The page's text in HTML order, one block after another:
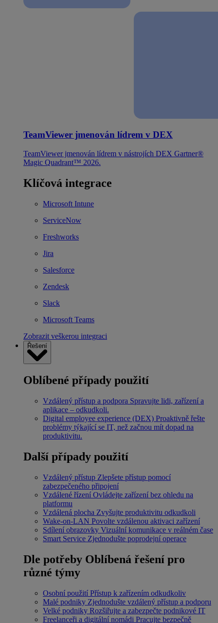
TeamViewer jmenován lídrem v DEX
TeamViewer jmenován lídrem v nástrojích DEX Gartner®
Magic Quadrant™ 2026.
Klíčová integrace
Microsoft Intune
ServiceNow
Freshworks
Jira
Salesforce
Zendesk
Slack
Microsoft Teams
Zobrazit veškerou integraci
Řešení
Oblíbené případy použití
Vzdálený přístup a podpora Spravujte lidi, zařízení a
aplikace – odkudkoli.
Digital employee experience (DEX) Proaktivně řešte
problémy týkající se IT, než začnou mít dopad na
produktivitu.
Další případy použití
Vzdálený přístup Zlepšete přístup pomocí
zabezpečeného připojení
Vzdálené řízení Ovládejte zařízení bez ohledu na
platformu
Vzdálená plocha Zvyšujte produktivitu odkudkoli
Wake-on-LAN Povolte vzdálenou aktivaci zařízení
Sdílení obrazovky Vizuální komunikace v reálném čase
Smart Service Zjednodušte poprodejní operace
Dle potřeby Oblíbená řešení pro
různé týmy
Osobní použití Přístup k zařízením odkudkoliv
Malé podniky Zjednodušte vzdálený přístup a podporu
Velké podniky Rozšiřujte a zabezpečte podnikové IT
Freelanceři a digitální nomádi Pracujte bezpečně